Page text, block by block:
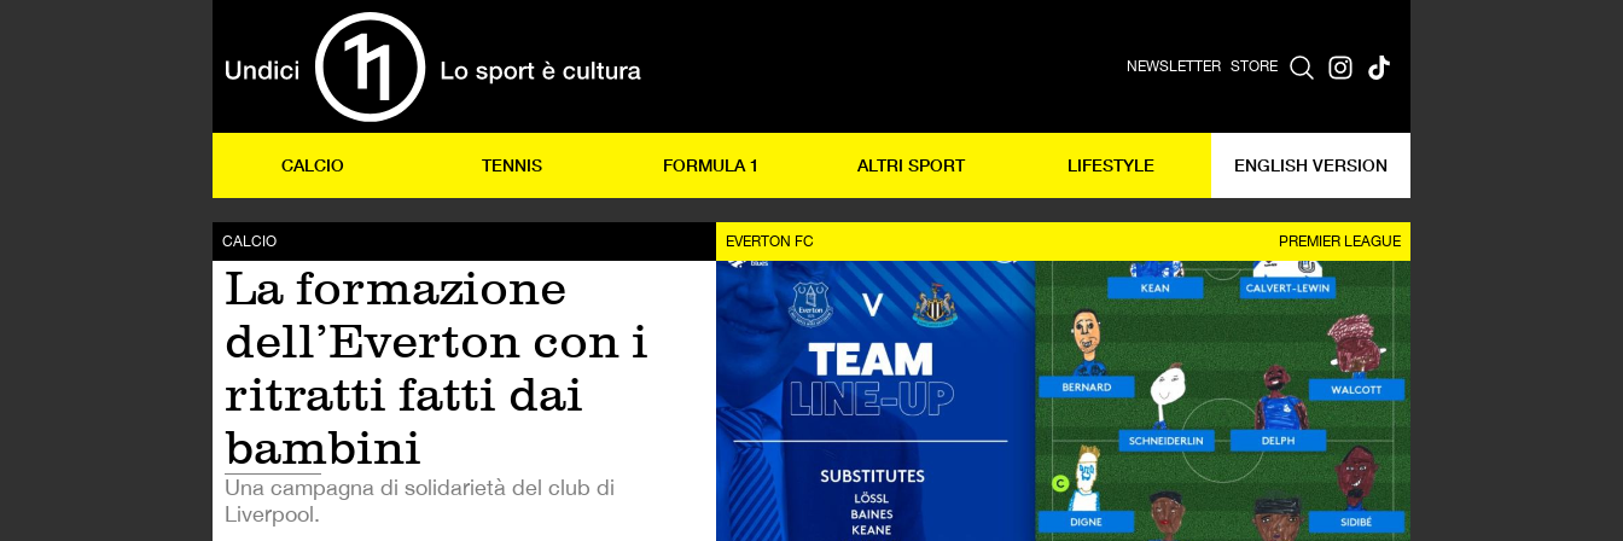
NEWSLETTER STORE
CALCIO TENNIS FORMULA 1 ALTRI SPORT LIFESTYLE ENGLISH VERSION
CALCIO
La formazione
dell’Everton con i
ritratti fatti dai
bambini
Una campagna di solidarietà del club di
Liverpool.
EVERTON FC PREMIER LEAGUE